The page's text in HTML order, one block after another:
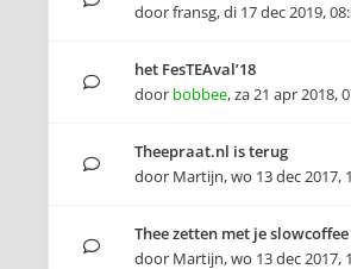
doorfransg,di 17 dec 2019,
het FesTEAval’18
door bobbee,za 21 apr 2018,
Theepraat.nl is terug
door Martijn,wo 13 dec 2017,
Thee zetten met je
door Martijn,wo 13 dec 2017,